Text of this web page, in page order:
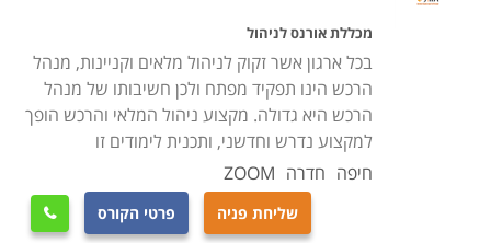
של מקומות עבודה, שכן בכל ארגון גדול קיימת מחלקה
מיוחדת לרכש ולוגיסטיקה ולכן זהו מקצוע מבוקש ביותר
המתאים הן לחיילים משוחררים בתחילת דרכם המקצועית
והן כהסבה מקצועית.
הקורס מקנה את כל הידע הנדרש, כך גם מי שאין לו כל
רקע בתחום, יוכל בסיום הקורס להיות מוכן לקראת עבודה
בתחום, כאשר ניתן כבר במהלך הקורס לנסות ולהשתלב
מכללת אורנס לניהול
בכל ארגון אשר זקוק לניהול מלאים וקניינות, מנהל
הרכש הינו תפקיד מפתח ולכן חשיבותו של מנהל
הרכש היא גדולה. מקצוע ניהול המלאי והרכש הופך
למקצוע נדרש וחדשני, ותכנית לימודים זו
חיפה חדרה ZOOM
שליחת פניה פרטי הקורס 